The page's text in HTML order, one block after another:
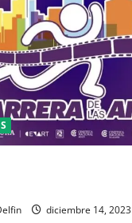
diciembre 14, 2023